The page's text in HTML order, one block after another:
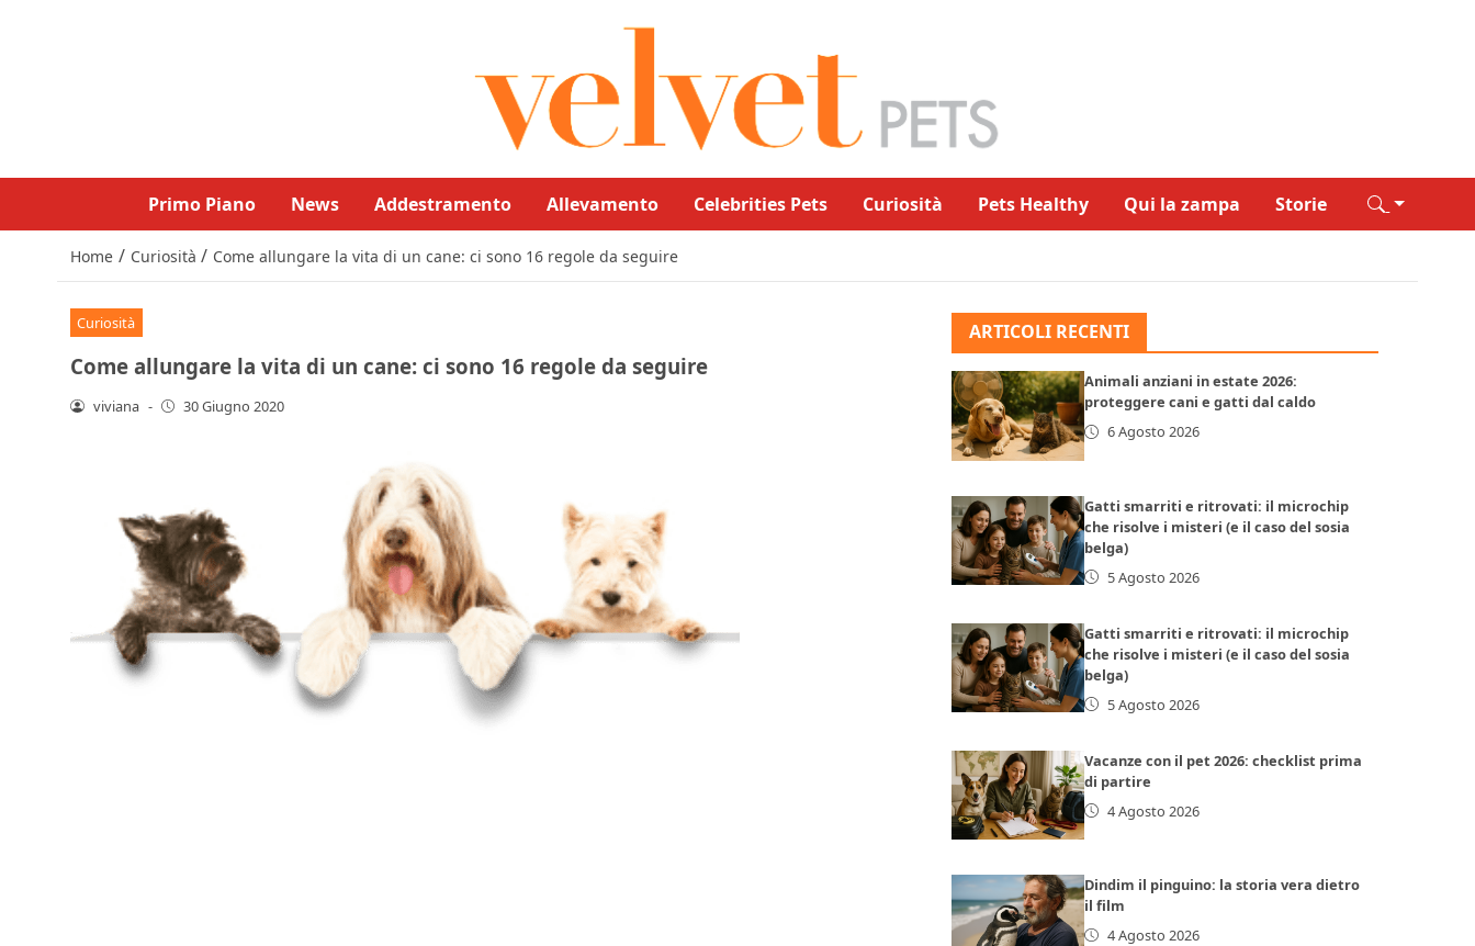
Primo Piano News Addestramento Allevamento Celebrities Pets Curiosità Pets Healthy Qui la zampa Storie
Home / Curiosità / Come allungare la vita di un cane: ci sono 16 regole da seguire
Curiosità
Come allungare la vita di un cane: ci sono 16 regole da seguire
viviana - 30 Giugno 2020
ARTICOLI RECENTI
Animali anziani in estate 2026:
proteggere cani e gatti dal caldo
6 Agosto 2026
Gatti smarriti e ritrovati: il microchip
che risolve i misteri (e il caso del sosia
belga)
5 Agosto 2026
Gatti smarriti e ritrovati: il microchip
che risolve i misteri (e il caso del sosia
belga)
5 Agosto 2026
Vacanze con il pet 2026: checklist prima
di partire
4 Agosto 2026
Dindim il pinguino: la storia vera dietro
il film
4 Agosto 2026